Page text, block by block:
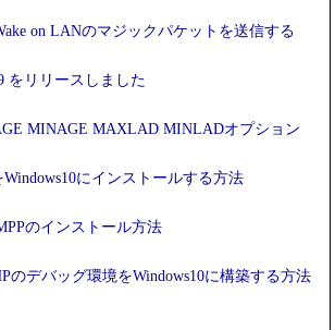
on LANのマジックパケットを送信する
をリリースしました
MINAGE MAXLAD MINLADオプション
Windows10にインストールする方法
のインストール方法
のデバッグ環境をWindows10に構築する方法